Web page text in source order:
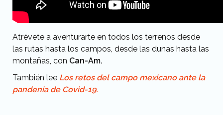
Atrévete a aventurarte en todos los terrenos desde
las rutas hasta los campos, desde las dunas hasta las
montañas, con Can-Am.
También lee Los retos del campo mexicano ante la
pandenia de Covid-19.